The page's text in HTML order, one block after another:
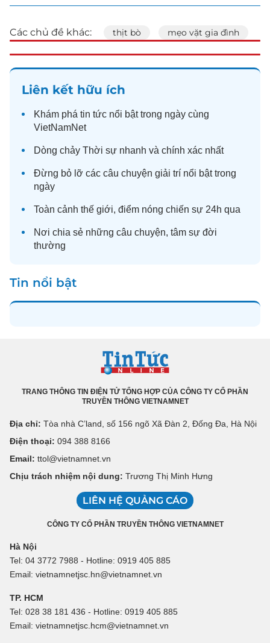
Các chủ đề khác: thịt bò mẹo vặt gia đình
Liên kết hữu ích
Khám phá tin tức nổi bật trong ngày cùng
VietNamNet
Dòng chảy Thời sự nhanh và chính xác nhất
Đừng bỏ lỡ các câu chuyện giải trí nổi bật trong
ngày
Toàn cảnh thế giới, điểm nóng chiến sự 24h qua
Nơi chia sẻ những câu chuyện, tâm sự đời
thường
Tin nổi bật
TRANG THÔNG TIN ĐIỆN TỬ TỔNG HỢP CỦA CÔNG TY CỔ PHẦN
TRUYỀN THÔNG VIETNAMNET
Địa chỉ: Tòa nhà C’land, số 156 ngõ Xã Đàn 2, Đống Đa, Hà Nội
Điện thoại: 094 388 8166
Email: ttol@vietnamnet.vn
Chịu trách nhiệm nội dung: Trương Thị Minh Hưng
LIÊN HỆ QUẢNG CÁO
CÔNG TY CỔ PHẦN TRUYỀN THÔNG VIETNAMNET
Hà Nội
Tel: 04 3772 7988 - Hotline: 0919 405 885
Email: vietnamnetjsc.hn@vietnamnet.vn
TP. HCM
Tel: 028 38 181 436 - Hotline: 0919 405 885
Email: vietnamnetjsc.hcm@vietnamnet.vn